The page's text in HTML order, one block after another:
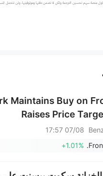
منصة سهم تحسين الترجمة ولكن لا تضمن دقتها وموثوقيتها، ولن تتحمل
استثمار محترف. لا تقدم منصة سهم أي مشورة استثمارية، ولا تقدم أي
Maintains Buy on
Raises Price
07/08 17:57
+1.01%